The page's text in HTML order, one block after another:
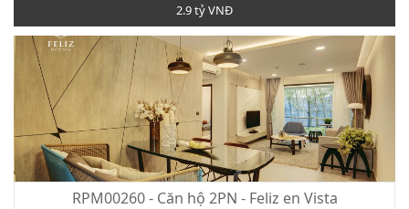
2.9 tỷ VNĐ
RPM00260 - Căn hộ 2PN - Feliz en Vista